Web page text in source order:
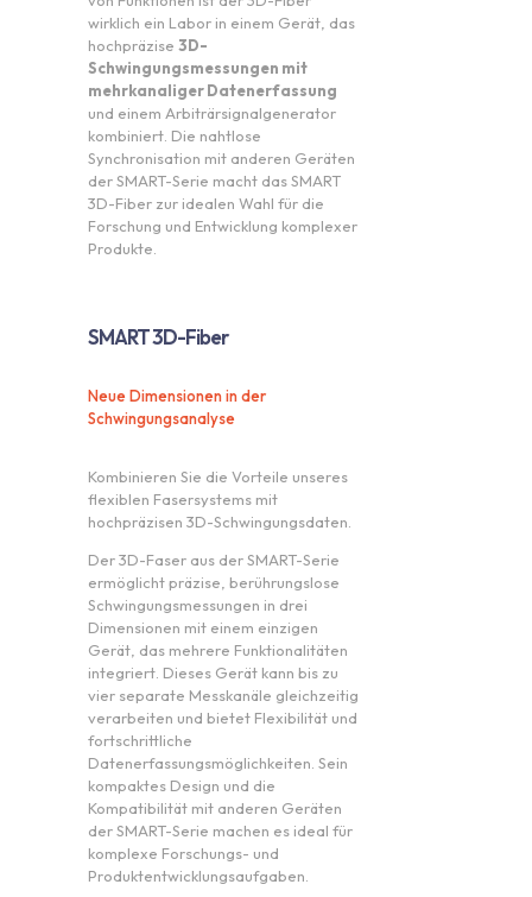
wirklich ein Labor in einem Gerät, das
hochpräzise 3D-
Schwingungsmessungen mit
mehrkanaliger Datenerfassung
und einem Arbiträrsignalgenerator
kombiniert. Die nahtlose
Synchronisation mit anderen Geräten
der SMART-Serie macht das SMART
3D-Fiber zur idealen Wahl für die
Forschung und Entwicklung komplexer
Produkte.
SMART 3D-Fiber
Neue Dimensionen in der
Schwingungsanalyse
Kombinieren Sie die Vorteile unseres
flexiblen Fasersystems mit
hochpräzisen 3D-Schwingungsdaten.
Der 3D-Faser aus der SMART-Serie
ermöglicht präzise, berührungslose
Schwingungsmessungen in drei
Dimensionen mit einem einzigen
Gerät, das mehrere Funktionalitäten
integriert. Dieses Gerät kann bis zu
vier separate Messkanäle gleichzeitig
verarbeiten und bietet Flexibilität und
fortschrittliche
Datenerfassungsmöglichkeiten. Sein
kompaktes Design und die
Kompatibilität mit anderen Geräten
der SMART-Serie machen es ideal für
komplexe Forschungs- und
Produktentwicklungsaufgaben.